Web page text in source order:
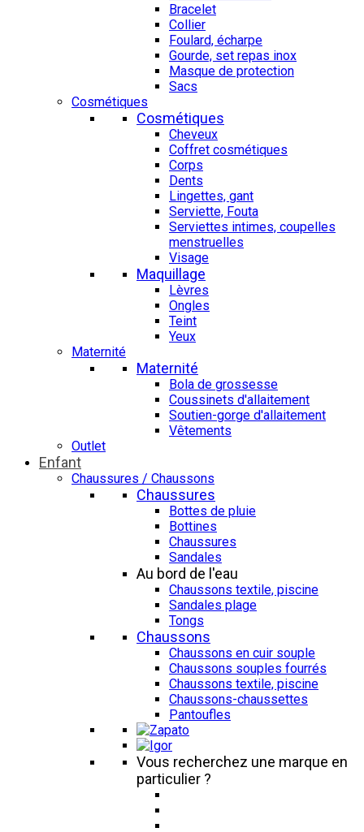
Bracelet
Collier
Foulard, écharpe
Gourde, set repas inox
Masque de protection
Sacs
Cosmétiques
Cosmétiques
Cheveux
Coffret cosmétiques
Corps
Dents
Lingettes, gant
Serviette, Fouta
Serviettes intimes, coupelles
menstruelles
Visage
Maquillage
Lèvres
Ongles
Teint
Yeux
Maternité
Maternité
Bola de grossesse
Coussinets d'allaitement
Soutien-gorge d'allaitement
Vêtements
Outlet
Enfant
Chaussures / Chaussons
Chaussures
Bottes de pluie
Bottines
Chaussures
Sandales
Au bord de l'eau
Chaussons textile, piscine
Sandales plage
Tongs
Chaussons
Chaussons en cuir souple
Chaussons souples fourrés
Chaussons textile, piscine
Chaussons-chaussettes
Pantoufles
Vous recherchez une marque en
particulier ?